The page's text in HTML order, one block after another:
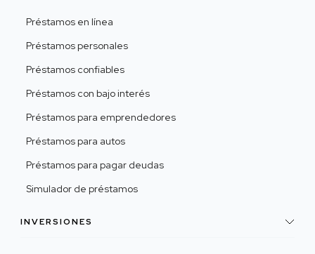
Préstamos en línea
Préstamos personales
Préstamos confiables
Préstamos con bajo interés
Préstamos para emprendedores
Préstamos para autos
Préstamos para pagar deudas
Simulador de préstamos
INVERSIONES